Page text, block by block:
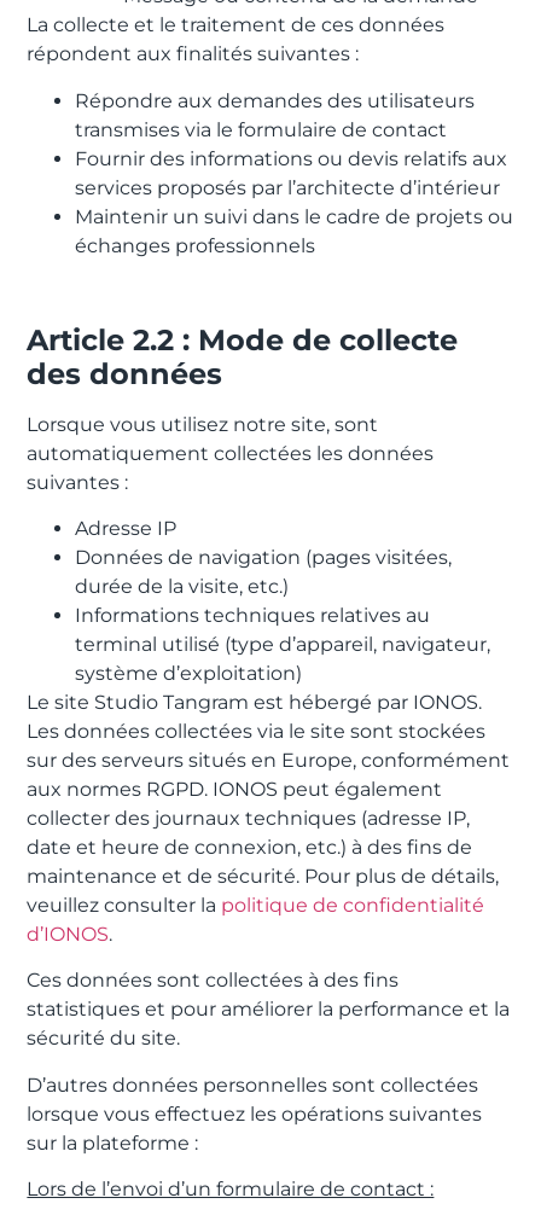
La collecte et le traitement de ces données
répondent aux finalités suivantes :
Répondre aux demandes des utilisateurs
transmises via le formulaire de contact
Fournir des informations ou devis relatifs aux
services proposés par l’architecte d’intérieur
Maintenir un suivi dans le cadre de projets ou
échanges professionnels
Article 2.2 : Mode de collecte
des données
Lorsque vous utilisez notre site, sont
automatiquement collectées les données
suivantes :
Adresse IP
Données de navigation (pages visitées,
durée de la visite, etc.)
Informations techniques relatives au
terminal utilisé (type d’appareil, navigateur,
système d’exploitation)
Le site Studio Tangram est hébergé par IONOS.
Les données collectées via le site sont stockées
sur des serveurs situés en Europe, conformément
aux normes RGPD. IONOS peut également
collecter des journaux techniques (adresse IP,
date et heure de connexion, etc.) à des fins de
maintenance et de sécurité. Pour plus de détails,
veuillez consulter la politique de confidentialité
d’IONOS.
Ces données sont collectées à des fins
statistiques et pour améliorer la performance et la
sécurité du site.
D’autres données personnelles sont collectées
lorsque vous effectuez les opérations suivantes
sur la plateforme :
Lors de l’envoi d’un formulaire de contact :